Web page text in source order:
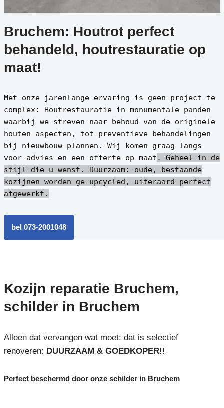
Bruchem: Houtrot perfect
behandeld, houtrestauratie op
maat!
Met onze jarenlange ervaring is geen project te
complex: Houtrestauratie in monumentale panden
waarbij we streven naar behoud van de originele
houten aspecten, tot preventieve behandelingen
bij nieuwbouw plannen. Wij komen graag langs
voor advies en een offerte op maat . Geheel in de
stijl die u wenst. Duurzaam: oude, bestaande
kozijnen worden ge-upcycled, uiteraard perfect
afgewerkt.
bel 073-2001048
Kozijn reparatie Bruchem,
schilder in Bruchem
Alleen dat vervangen wat moet: dat is selectief
renoveren: DUURZAAM & GOEDKOPER!!
Perfect beschermd door onze schilder in Bruchem